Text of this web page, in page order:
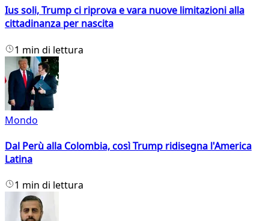
Ius soli, Trump ci riprova e vara nuove limitazioni alla
cittadinanza per nascita
1 min di lettura
Mondo
Dal Perù alla Colombia, così Trump ridisegna l'America
Latina
1 min di lettura